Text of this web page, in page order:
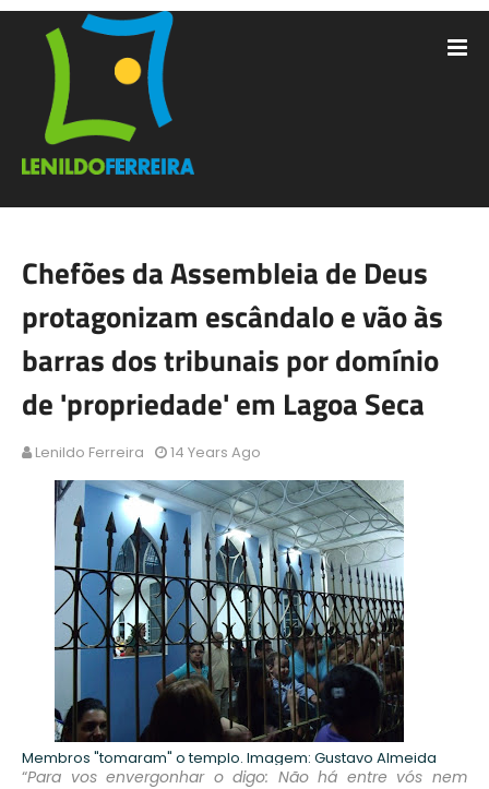
Chefões da Assembleia de Deus
protagonizam escândalo e vão às
barras dos tribunais por domínio
de 'propriedade' em Lagoa Seca
Lenildo Ferreira 14 Years Ago
Membros "tomaram" o templo. Imagem: Gustavo Almeida
“Para vos envergonhar o digo: Não há entre vós nem